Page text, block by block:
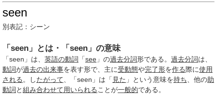
seen
別表記： シーン
「seen」とは・「seen」の意味
「seen」は、 英語の動詞 「see 」の過去分詞形である。 過去分詞は、
動詞が過去の出来事を表す形で、主に受動態や完了形を作る際に使用
される 。したがって 、「seen」は「 見た 」という意味を持ち 、他の助
動詞と組み合わせて用いられる ことが一般的である。